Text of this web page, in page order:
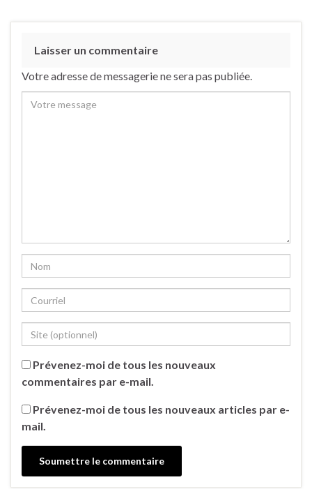
Laisser un commentaire
Votre adresse de messagerie ne sera pas publiée.
Prévenez-moi de tous les nouveaux
commentaires par e-mail.
Prévenez-moi de tous les nouveaux articles par e-
mail.